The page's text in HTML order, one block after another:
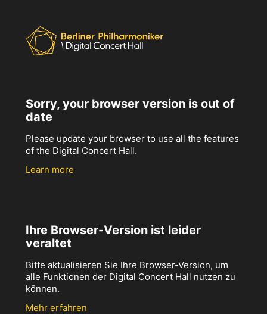
Sorry, your browser version is out of
date
Please update your browser to use all the features
of the Digital Concert Hall.
Learn more
Ihre Browser-Version ist leider
veraltet
Bitte aktualisieren Sie Ihre Browser-Version, um
alle Funktionen der Digital Concert Hall nutzen zu
können.
Mehr erfahren